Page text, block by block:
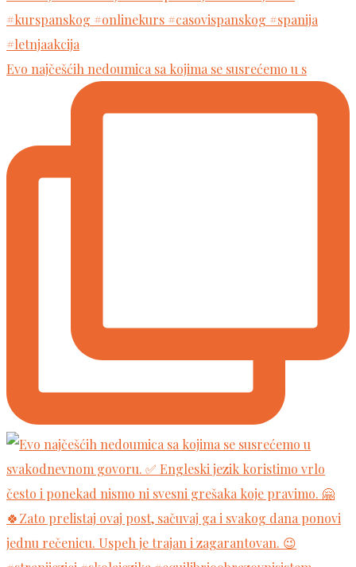
Evo najčešćih nedoumica sa kojima se susrećemo u s